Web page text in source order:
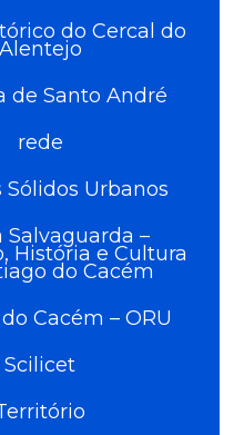
do Cercal do
Alentejo
de Santo André
rede
Sólidos Urbanos
Salvaguarda –
História e Cultura
do Cacém
Cacém – ORU
Scilicet